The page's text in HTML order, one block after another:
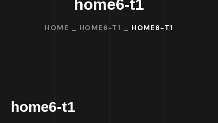
home6-t1
HOME HOME6-T1 HOME6-T1
home6-t1